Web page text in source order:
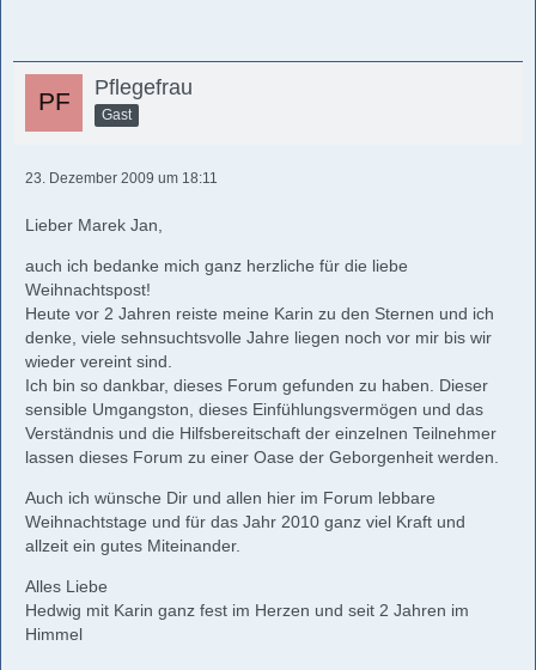
Pflegefrau
Gast
23. Dezember 2009 um 18:11
Lieber Marek Jan,
auch ich bedanke mich ganz herzliche für die liebe
Weihnachtspost!
Heute vor 2 Jahren reiste meine Karin zu den Sternen und ich
denke, viele sehnsuchtsvolle Jahre liegen noch vor mir bis wir
wieder vereint sind.
Ich bin so dankbar, dieses Forum gefunden zu haben. Dieser
sensible Umgangston, dieses Einfühlungsvermögen und das
Verständnis und die Hilfsbereitschaft der einzelnen Teilnehmer
lassen dieses Forum zu einer Oase der Geborgenheit werden.
Auch ich wünsche Dir und allen hier im Forum lebbare
Weihnachtstage und für das Jahr 2010 ganz viel Kraft und
allzeit ein gutes Miteinander.
Alles Liebe
Hedwig mit Karin ganz fest im Herzen und seit 2 Jahren im
Himmel